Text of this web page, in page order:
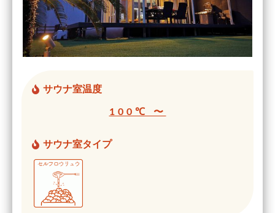
サウナ室温度
100℃ 〜
サウナ室タイプ